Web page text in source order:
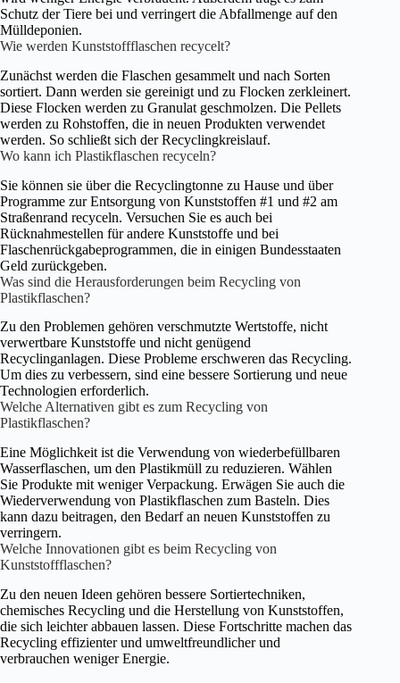
Schutz der Tiere bei und verringert die Abfallmenge auf den
Mülldeponien.
Wie werden Kunststoffflaschen recycelt?
Zunächst werden die Flaschen gesammelt und nach Sorten
sortiert. Dann werden sie gereinigt und zu Flocken zerkleinert.
Diese Flocken werden zu Granulat geschmolzen. Die Pellets
werden zu Rohstoffen, die in neuen Produkten verwendet
werden. So schließt sich der Recyclingkreislauf.
Wo kann ich Plastikflaschen recyceln?
Sie können sie über die Recyclingtonne zu Hause und über
Programme zur Entsorgung von Kunststoffen #1 und #2 am
Straßenrand recyceln. Versuchen Sie es auch bei
Rücknahmestellen für andere Kunststoffe und bei
Flaschenrückgabeprogrammen, die in einigen Bundesstaaten
Geld zurückgeben.
Was sind die Herausforderungen beim Recycling von
Plastikflaschen?
Zu den Problemen gehören verschmutzte Wertstoffe, nicht
verwertbare Kunststoffe und nicht genügend
Recyclinganlagen. Diese Probleme erschweren das Recycling.
Um dies zu verbessern, sind eine bessere Sortierung und neue
Technologien erforderlich.
Welche Alternativen gibt es zum Recycling von
Plastikflaschen?
Eine Möglichkeit ist die Verwendung von wiederbefüllbaren
Wasserflaschen, um den Plastikmüll zu reduzieren. Wählen
Sie Produkte mit weniger Verpackung. Erwägen Sie auch die
Wiederverwendung von Plastikflaschen zum Basteln. Dies
kann dazu beitragen, den Bedarf an neuen Kunststoffen zu
verringern.
Welche Innovationen gibt es beim Recycling von
Kunststoffflaschen?
Zu den neuen Ideen gehören bessere Sortiertechniken,
chemisches Recycling und die Herstellung von Kunststoffen,
die sich leichter abbauen lassen. Diese Fortschritte machen das
Recycling effizienter und umweltfreundlicher und
verbrauchen weniger Energie.